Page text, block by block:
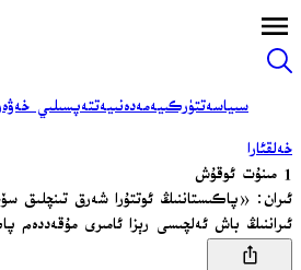
سىياسەتتۈركىيەمەدەنىيەتتەپسىلىي
خەلقئارا
1 مىنۇت ئوقۇش
ئىران: «پاكىستاننىڭ ئوتتۇرا شەرق تىنچلىق
ئىراننىڭ باش ئەلچىسى رېزا ئامىرى مۇقەددەم